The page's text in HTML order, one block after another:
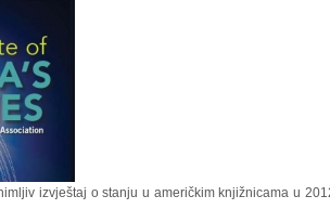
izvještaj o stanju u američkim knjižnicama u